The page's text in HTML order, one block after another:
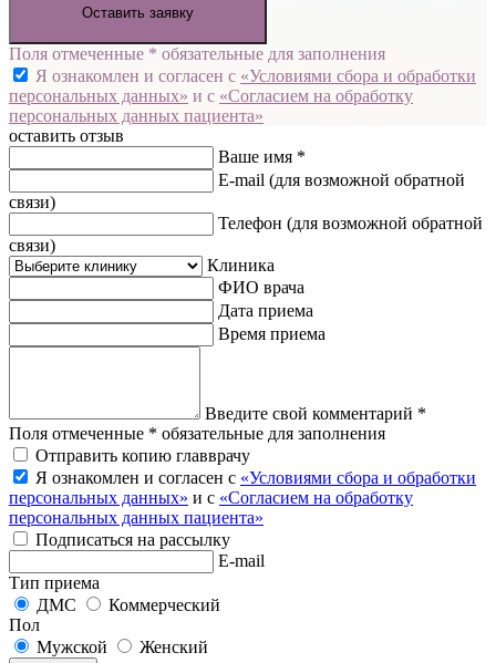
Оставить заявку
Поля отмеченные * обязательные для заполнения
Я ознакомлен и согласен с «Условиями сбора и обработки
персональных данных» и с «Согласием на обработку
персональных данных пациента»
оставить отзыв
Ваше имя *
E-mail (для возможной обратной
связи)
Телефон (для возможной обратной
связи)
Клиника
ФИО врача
Дата приема
Время приема
Введите свой комментарий *
Поля отмеченные * обязательные для заполнения
Отправить копию главврачу
Я ознакомлен и согласен с «Условиями сбора и обработки
персональных данных» и с «Согласием на обработку
персональных данных пациента»
Подписаться на рассылку
E-mail
Тип приема
ДМС
Коммерческий
Пол
Мужской
Женский